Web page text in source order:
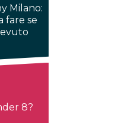
Milano:
fare se
8?